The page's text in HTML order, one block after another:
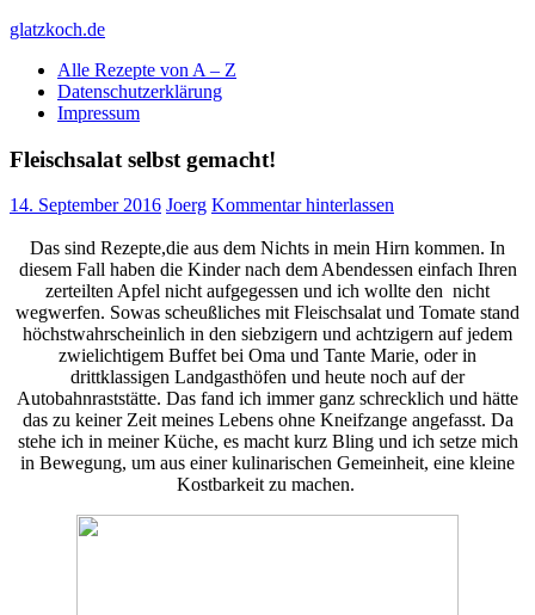
Skip
content
glatzkoch.de
Kochen für Doofe und Genießer
Alle Rezepte von A – Z
Datenschutzerklärung
Impressum
Fleischsalat selbst gemacht!
14. September 2016 Joerg Kommentar hinterlassen
Das sind Rezepte,die aus dem Nichts in mein Hirn kommen. In
diesem Fall haben die Kinder nach dem Abendessen einfach Ihren
zerteilten Apfel nicht aufgegessen und ich wollte den nicht
wegwerfen. Sowas scheußliches mit Fleischsalat und Tomate stand
höchstwahrscheinlich in den siebzigern und achtzigern auf jedem
zwielichtigem Buffet bei Oma und Tante Marie, oder in
drittklassigen Landgasthöfen und heute noch auf der
Autobahnraststätte. Das fand ich immer ganz schrecklich und hätte
das zu keiner Zeit meines Lebens ohne Kneifzange angefasst. Da
stehe ich in meiner Küche, es macht kurz Bling und ich setze mich
in Bewegung, um aus einer kulinarischen Gemeinheit, eine kleine
Kostbarkeit zu machen.